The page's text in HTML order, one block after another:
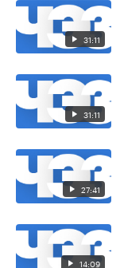
31:11
31:11
27:41
14:09